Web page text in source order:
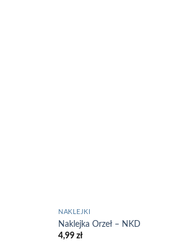
NAKLEJKI
Naklejka Orzeł – NKD
4,99zł